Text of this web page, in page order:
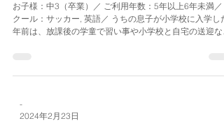
お子様：中3（卒業）／ ご利用年数：5年以上6年未満／
クール：サッカー, 英語／ うちの息子が小学校に入学し
年前は、放課後の学童で習い事や小学校と自宅の送迎な
-
2024年2月23日